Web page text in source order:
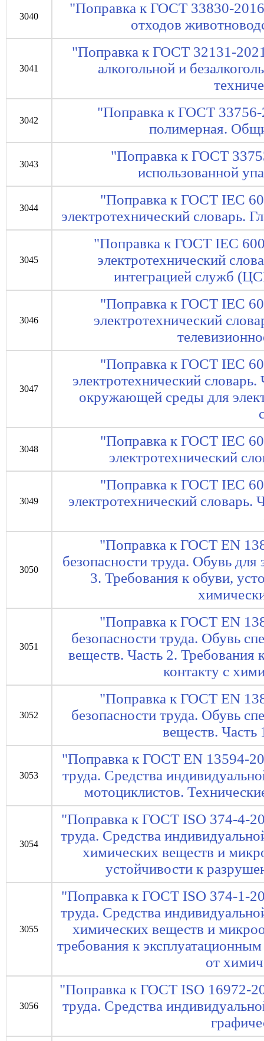
3040
"Поправка к ГОСТ 33830-
отходов
3041
"Поправка к ГОСТ 32131-
алкогольной и
3042
"Поправка к ГОСТ 33756-
полимерная.
3043
"Поправка к ГОСТ
использованной
3044
"Поправка к ГОСТ IEC
электротехнический словарь.
3045
"Поправка к ГОСТ IEC
электротехнический
интеграцией служб
3046
"Поправка к ГОСТ IEC
электротехнический
3047
"Поправка к ГОСТ IEC
электротехнический
окружающей среды для
3048
"Поправка к ГОСТ IEC
электротехнический
3049
"Поправка к ГОСТ IEC
электротехнический
3050
"Поправка к ГОСТ EN
безопасности труда. Обувь
3. Требования к обуви,
3051
"Поправка к ГОСТ EN
безопасности труда. Обувь
веществ. Часть 2. Требования
контакту с
3052
"Поправка к ГОСТ EN
безопасности труда. Обувь
веществ.
3053
"Поправка к ГОСТ EN 13594-
труда. Средства
мотоциклистов.
3054
"Поправка к ГОСТ ISO 374-4-
труда. Средства
химических веществ и
устойчивости к
3055
"Поправка к ГОСТ ISO 374-1-
труда. Средства
химических веществ и
требования к
от
3056
"Поправка к ГОСТ ISO 16972-
труда. Средства